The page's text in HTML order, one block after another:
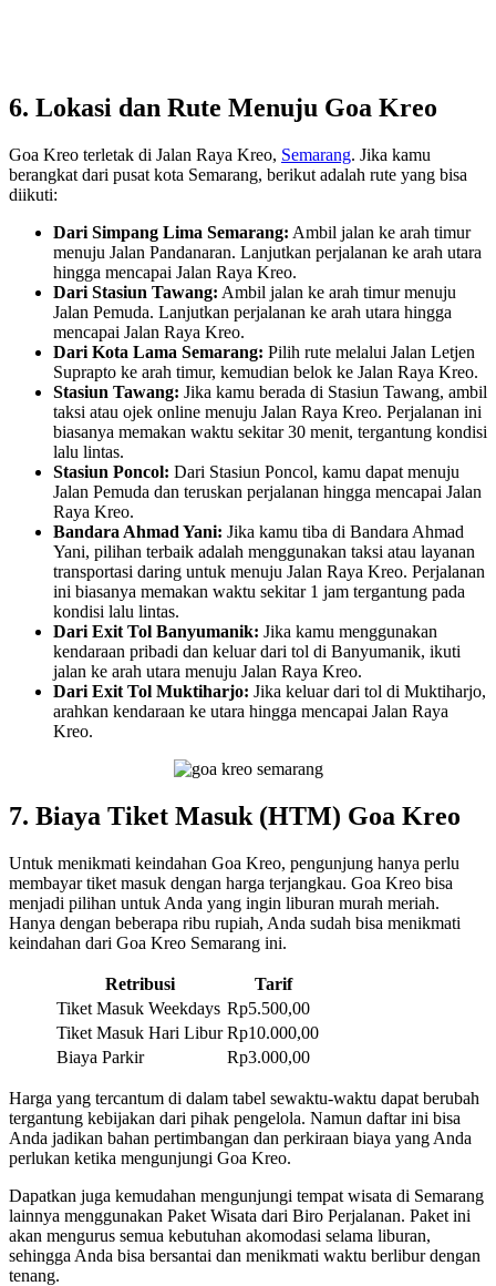
6. Lokasi dan Rute Menuju Goa Kreo
Goa Kreo terletak di Jalan Raya Kreo, Semarang. Jika kamu
berangkat dari pusat kota Semarang, berikut adalah rute yang bisa
diikuti:
Dari Simpang Lima Semarang: Ambil jalan ke arah timur
menuju Jalan Pandanaran. Lanjutkan perjalanan ke arah utara
hingga mencapai Jalan Raya Kreo.
Dari Stasiun Tawang: Ambil jalan ke arah timur menuju
Jalan Pemuda. Lanjutkan perjalanan ke arah utara hingga
mencapai Jalan Raya Kreo.
Dari Kota Lama Semarang: Pilih rute melalui Jalan Letjen
Suprapto ke arah timur, kemudian belok ke Jalan Raya Kreo.
Stasiun Tawang: Jika kamu berada di Stasiun Tawang, ambil
taksi atau ojek online menuju Jalan Raya Kreo. Perjalanan ini
biasanya memakan waktu sekitar 30 menit, tergantung kondisi
lalu lintas.
Stasiun Poncol: Dari Stasiun Poncol, kamu dapat menuju
Jalan Pemuda dan teruskan perjalanan hingga mencapai Jalan
Raya Kreo.
Bandara Ahmad Yani: Jika kamu tiba di Bandara Ahmad
Yani, pilihan terbaik adalah menggunakan taksi atau layanan
transportasi daring untuk menuju Jalan Raya Kreo. Perjalanan
ini biasanya memakan waktu sekitar 1 jam tergantung pada
kondisi lalu lintas.
Dari Exit Tol Banyumanik: Jika kamu menggunakan
kendaraan pribadi dan keluar dari tol di Banyumanik, ikuti
jalan ke arah utara menuju Jalan Raya Kreo.
Dari Exit Tol Muktiharjo: Jika keluar dari tol di Muktiharjo,
arahkan kendaraan ke utara hingga mencapai Jalan Raya
Kreo.
7. Biaya Tiket Masuk (HTM) Goa Kreo
Untuk menikmati keindahan Goa Kreo, pengunjung hanya perlu
membayar tiket masuk dengan harga terjangkau. Goa Kreo bisa
menjadi pilihan untuk Anda yang ingin liburan murah meriah.
Hanya dengan beberapa ribu rupiah, Anda sudah bisa menikmati
keindahan dari Goa Kreo Semarang ini.
Retribusi
Tarif
Tiket Masuk Weekdays Rp5.500,00
Tiket Masuk Hari Libur Rp10.000,00
Biaya Parkir
Rp3.000,00
Harga yang tercantum di dalam tabel sewaktu-waktu dapat berubah
tergantung kebijakan dari pihak pengelola. Namun daftar ini bisa
Anda jadikan bahan pertimbangan dan perkiraan biaya yang Anda
perlukan ketika mengunjungi Goa Kreo.
Dapatkan juga kemudahan mengunjungi tempat wisata di Semarang
lainnya menggunakan Paket Wisata dari Biro Perjalanan. Paket ini
akan mengurus semua kebutuhan akomodasi selama liburan,
sehingga Anda bisa bersantai dan menikmati waktu berlibur dengan
tenang.